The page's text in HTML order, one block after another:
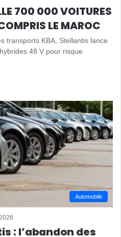
700 000 VOITURES
LE MAROC
transports KBA, Stellantis lance
48 V pour risque
Automobile
: l’abandon des